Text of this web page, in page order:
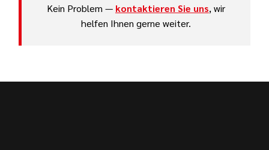
Kein Problem — kontaktieren Sie uns, wir
helfen Ihnen gerne weiter.